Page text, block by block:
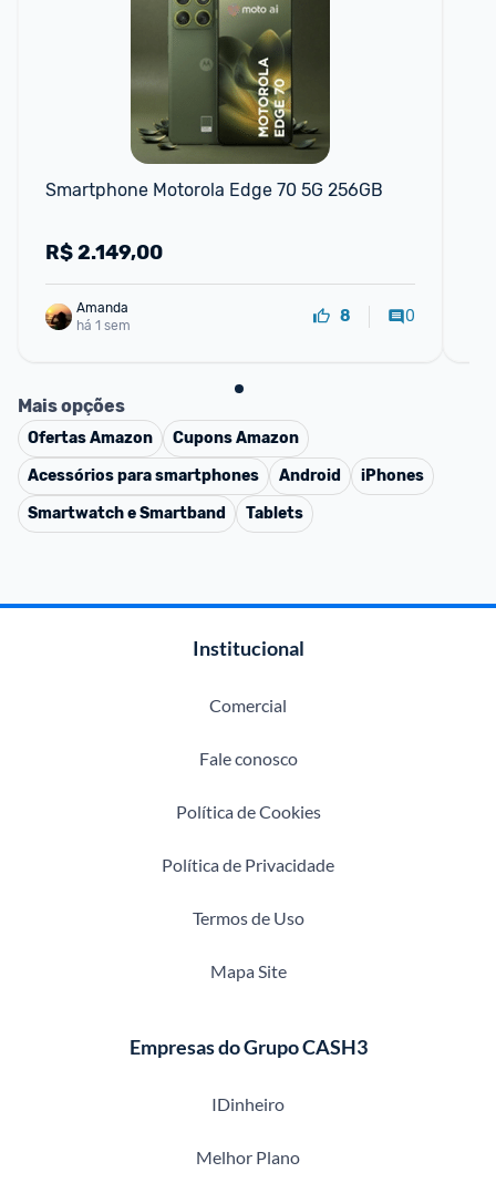
Smartphone Motorola Edge 70 5G 256GB
R$2.149,00
Amanda
há 1 sem
8 0
Mais opções
OfertasAmazon CuponsAmazon
Acessórios para smartphones
Android
iPhones
Smartwatch e Smartband
Tablets
Institucional
Comercial
Fale conosco
Política de Cookies
Política de Privacidade
Termos de Uso
Mapa Site
Empresas do Grupo CASH3
IDinheiro
Melhor Plano